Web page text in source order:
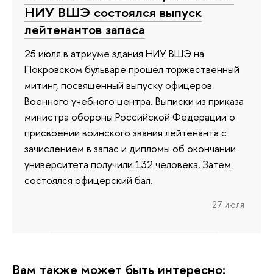
НИУ ВШЭ состоялся выпуск
лейтенантов запаса
25 июля в атриуме здания НИУ ВШЭ на
Покровском бульваре прошел торжественный
митинг, посвященный выпуску офицеров
Военного учебного центра. Выписки из приказа
министра обороны Российской Федерации о
присвоении воинского звания лейтенанта с
зачислением в запас и дипломы об окончании
университета получили 132 человека. Затем
состоялся офицерский бал.
27 июля
Вам также может быть интересно: